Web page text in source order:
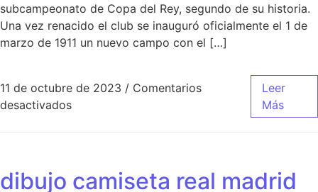
subcampeonato de Copa del Rey, segundo de su historia.
Una vez renacido el club se inauguró oficialmente el 1 de
marzo de 1911 un nuevo campo con el […]
11 de octubre de 2023 / Comentarios
desactivadosen camiseta real madrid 2019 roja nio
Leer
Más
dibujo camiseta real madrid